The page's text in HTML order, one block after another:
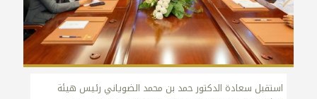
استقبل سعادة الدكتور حمد بن محمد الضوياني رئيس هيئة